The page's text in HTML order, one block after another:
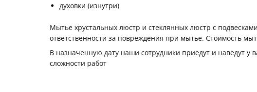
духовки (изнутри)
Мытье хрустальных люстр и стеклянных люстр с
ответственности за повреждения при мытье. Стоимость
В назначенную дату наши сотрудники приедут и наведут у
сложности работ